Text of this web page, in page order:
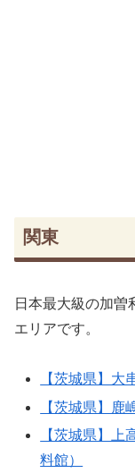
関東
日本最大級の加曽
エリアです。
【茨城県】大
【茨城県】鹿
【茨城県】上
料館）